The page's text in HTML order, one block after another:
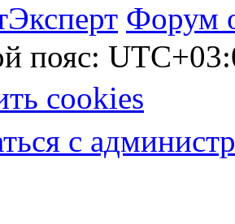
Форум
пояс:
cookies
с